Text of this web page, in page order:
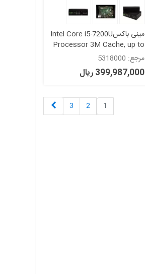
مینی باکسIntel Core i5-7200U
Processor 3M Cache, up to
2.80 GHz-بدون فن-مدلkc5318
مرجع: 5318000
399,987,000 ریال
1
2
3